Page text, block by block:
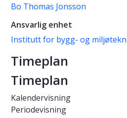
Bo Thomas Jonsson
Ansvarlig enhet
Institutt for bygg- og
Timeplan
Timeplan
Kalendervisning
Periodevisning